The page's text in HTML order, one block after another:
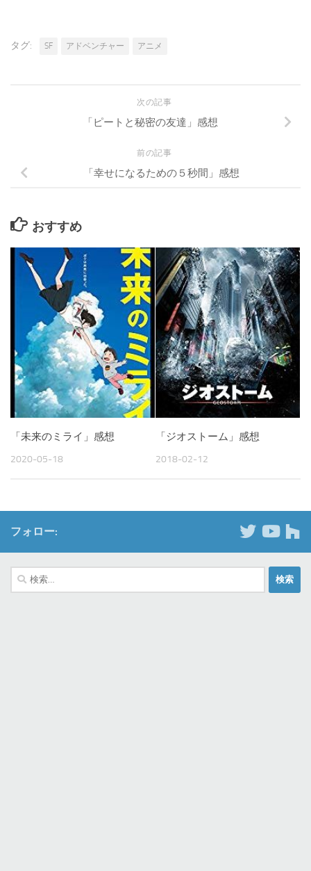
タグ: SF アドベンチャー アニメ
次の記事
「ピートと秘密の友達」感想
前の記事
「幸せになるための５秒間」感想
おすすめ
「未来のミライ」感想
2020-05-18
「ジオストーム」感想
2018-02-12
フォロー:
検
索: